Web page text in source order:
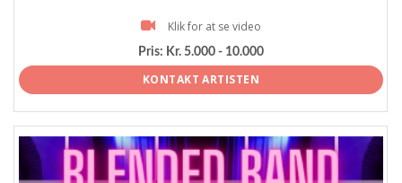
Klik for at se video
Pris: Kr. 5.000 - 10.000
KONTAKT ARTISTEN